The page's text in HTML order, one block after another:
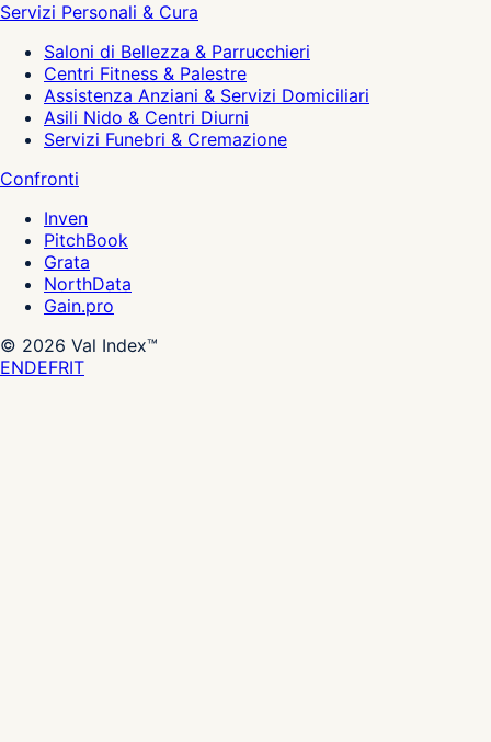
Servizi Personali & Cura
Saloni di Bellezza & Parrucchieri
Centri Fitness & Palestre
Assistenza Anziani & Servizi Domiciliari
Asili Nido & Centri Diurni
Servizi Funebri & Cremazione
Confronti
Inven
PitchBook
Grata
NorthData
Gain.pro
© 2026 Val Index™
ENDEFRIT